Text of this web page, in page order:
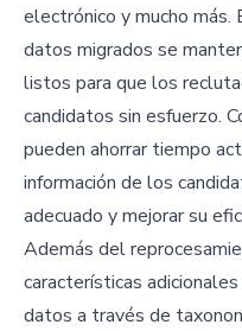
electrónico y mucho
datos migrados se
listos para que los
candidatos sin esfuerzo.
pueden ahorrar tiempo
información de los
adecuado y mejorar su
Además del
características
datos a través de